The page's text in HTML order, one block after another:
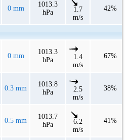
0 mm
1013.3
hPa
1.7
m/s
42%
0 mm
1013.3
hPa
1.4
m/s
67%
0.3 mm
1013.8
hPa
2.5
m/s
38%
0.5 mm
1013.7
hPa
6.2
m/s
41%